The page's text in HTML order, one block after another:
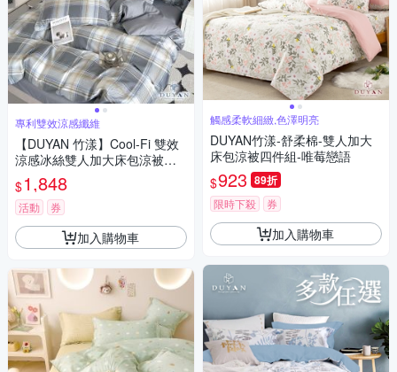
專利雙效涼感纖維
【DUYAN 竹漾】Cool-Fi 雙效
涼感冰絲雙人加大床包涼被四
件組 / 雅格沐光
$1,848
活動 券
加入購物車
觸感柔軟細緻,色澤明亮
DUYAN竹漾-舒柔棉-雙人加大
床包涼被四件組-唯莓戀語
$923 89折
限時下殺 券
加入購物車